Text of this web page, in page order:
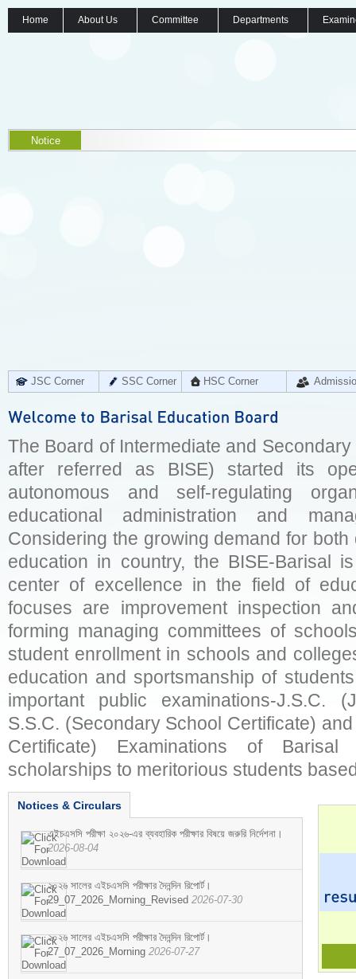
Home About Us Committee Departments
Notice
JSC Corner SSC Corner HSC Corner
The Board of Intermediate and
after referred as BISE) started its
autonomous and self-regulating
educational administration and
Considering the growing demand for
education in country, the BISE-Barisal
center of excellence in the field of
focuses are improvement inspection
forming managing committees of
student enrollment in schools and
education and sportsmanship of
important public examinations-J.S.C.
S.S.C. (Secondary School Certificate)
Certificate) Examinations of
scholarships to meritorious students
Notices & Circulars
এইচএসসি পরীক্ষা ২০২৬-এর ব্যবহারিক পরীক্ষার বিষয়ে জরুরি নির্দেশনা।
2026-08-04
২০২৬ সালের এইচএসসি পরীক্ষার দৈনন্দিন রিপোর্ট।
29_07_2026_Morning_Revised 2026-07-30
২০২৬ সালের এইচএসসি পরীক্ষার দৈনন্দিন রিপোর্ট।
27_07_2026_Morning 2026-07-27